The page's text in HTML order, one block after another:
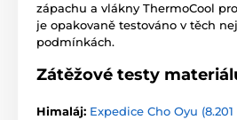
zápachu a vlákny ThermoCool
je opakovaně testováno v těch
podmínkách.
Zátěžové testy
Himaláj: Expedice Cho Oyu